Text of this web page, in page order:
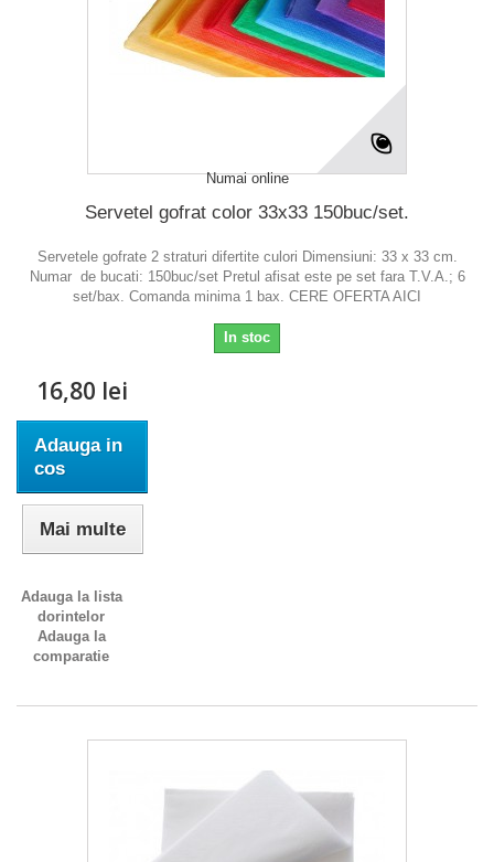
Numai online
Servetel gofrat color 33x33 150buc/set.
Servetele gofrate 2 straturi difertite culori Dimensiuni: 33 x 33 cm.
Numar de bucati: 150buc/set Pretul afisat este pe set fara T.V.A.; 6
set/bax. Comanda minima 1 bax. CERE OFERTA AICI
In stoc
16,80 lei
Adauga in
cos
Mai multe
Adauga la lista
dorintelor
Adauga la
comparatie